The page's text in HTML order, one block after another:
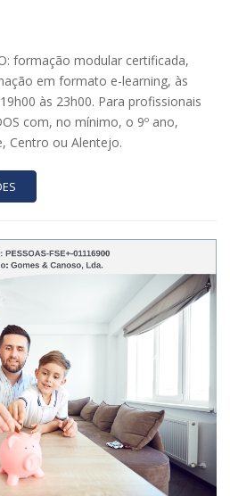
formação modular certificada,
em formato e-learning, às
às 23h00. Para profissionais
com, no mínimo, o 9º ano,
Centro ou Alentejo.